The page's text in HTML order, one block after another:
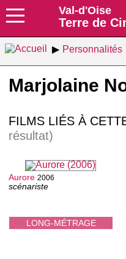
Val-d'Oise
Terre de
Personnalités
Marjolaine
FILMS LIÉS À
résultat)
LONG-MÉTRAGE
Aurore 2006
scénariste